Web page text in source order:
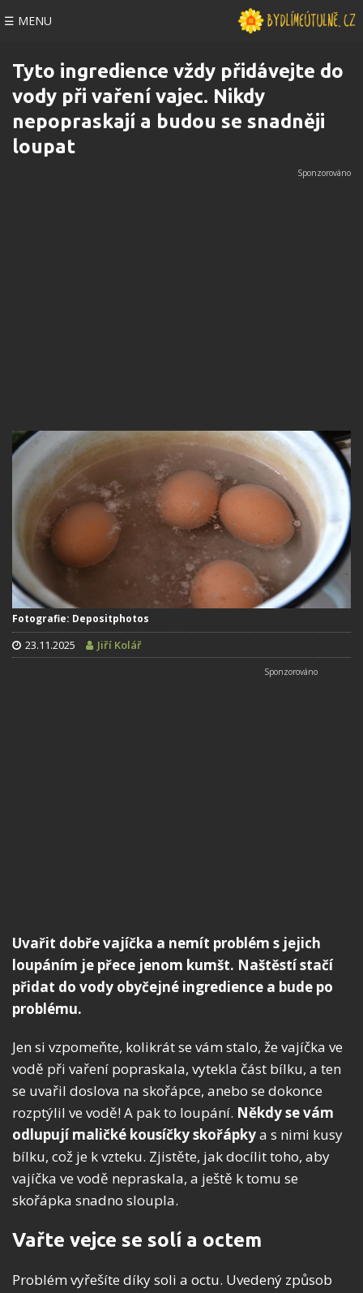
☰ MENU
Tyto ingredience vždy přidávejte do
vody při vaření vajec. Nikdy
nepopraskají a budou se snadněji
loupat
Fotografie: Depositphotos
23.11.2025 Jiří Kolář
Uvařit dobře vajíčka a nemít problém s jejich
loupáním je přece jenom kumšt. Naštěstí stačí
přidat do vody obyčejné ingredience a bude po
problému.
Jen si vzpomeňte, kolikrát se vám stalo, že vajíčka ve
vodě při vaření popraskala, vytekla část bílku, a ten
se uvařil doslova na skořápce, anebo se dokonce
rozptýlil ve vodě! A pak to loupání. Někdy se vám
odlupují maličké kousíčky skořápkya s nimi kusy
bílku, což je k vzteku. Zjistěte, jak docílit toho, aby
vajíčka ve vodě nepraskala, a ještě k tomu se
skořápka snadno sloupla.
Vařte vejce se solí a octem
Problém vyřešíte díky soli a octu. Uvedený způsob